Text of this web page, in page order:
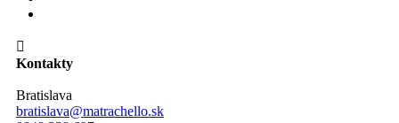

Kontakty
Bratislava
bratislava@matrachello.sk